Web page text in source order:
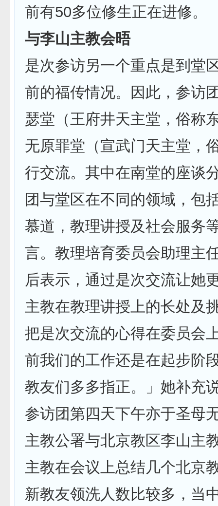
前有50多位修生正在进修。
与李山主教会晤
是次参访另一个重点是到堂
前的福传情况。因此，参访
瑟堂（王府井天主堂，俗称
无原罪堂（宣武门天主堂，
行交流。其中在南堂的座谈
团与堂区在不同的领域，包
慕道，教理讲授及社会服务
言。教理培育委员会助理主
后表示，通过是次交流让她
主教在教理讲授上的长处及
把是次交流的心得在委员会
前我们的工作还是在起步阶
教友们多多指正。」她补充
参访团第四天下午亦于圣母
主教公署与北京教区李山主
主教在会议上总结几个北京
新教友领洗人数比较多，当